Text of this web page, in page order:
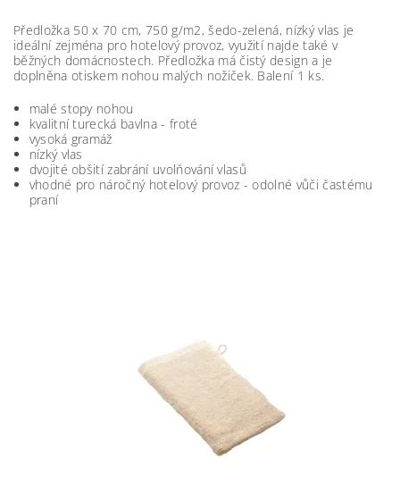
Předložka 50 x 70 cm, 750 g/m2, šedo-zelená, nízký vlas je
ideální zejména pro hotelový provoz, využití najde také v
běžných domácnostech. Předložka má čistý design a je
doplněna otiskem nohou malých nožiček. Balení 1 ks.
malé stopy nohou
kvalitní turecká bavlna - froté
vysoká gramáž
nízký vlas
dvojité obšití zabrání uvolňování vlasů
vhodné pro náročný hotelový provoz - odolné vůči častému
praní